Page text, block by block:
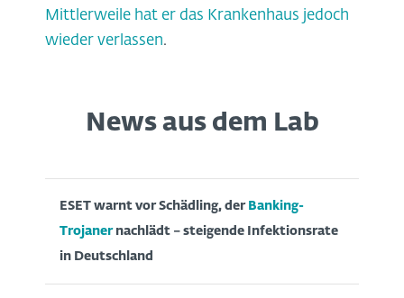
Mittlerweile hat er das Krankenhaus jedoch
wieder verlassen.
News aus dem Lab
ESET warnt vor Schädling, der Banking-
Trojanernachlädt – steigende Infektionsrate
in Deutschland